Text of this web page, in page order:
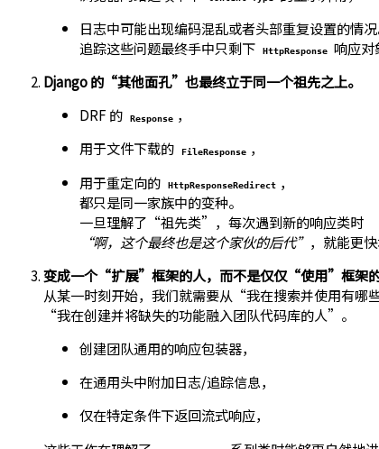
日志中可能出现编码混乱或者头部重复设置的情况
追踪这些问题最终手中只剩下
HttpResponse
响应对
Django 的“其他面孔”也最终立于同一个祖先之上。
DRF 的
Response ，
用于文件下载的
FileResponse ，
用于重定向的
HttpResponseRedirect ，
都只是同一家族中的变种。
一旦理解了“祖先类”，每次遇到新的响应类时
“啊，这个最终也是这个家伙的后代” ，就能更
变成一个“扩展”框架的人，而不是仅仅“使用”框架的
从某一时刻开始，我们就需要从“我在搜索并使用有哪
“我在创建并将缺失的功能融入团队代码库的人”。
创建团队通用的响应包装器，
在通用头中附加日志/追踪信息，
仅在特定条件下返回流式响应，